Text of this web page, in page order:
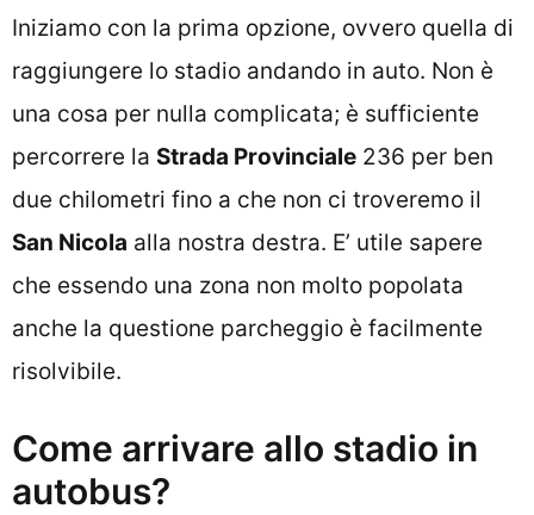
Iniziamo con la prima opzione, ovvero quella di
raggiungere lo stadio andando in auto. Non è
una cosa per nulla complicata; è sufficiente
percorrere la Strada Provinciale 236 per ben
due chilometri fino a che non ci troveremo il
San Nicola alla nostra destra. E’ utile sapere
che essendo una zona non molto popolata
anche la questione parcheggio è facilmente
risolvibile.
Come arrivare allo stadio in
autobus?